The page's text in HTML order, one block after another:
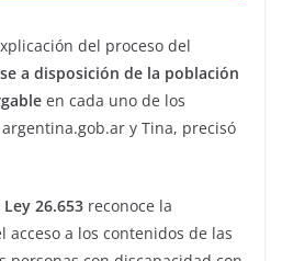
del proceso del
a disposición de la población
en cada uno de los
y Tina, precisó
Ley 26.653 reconoce la
acceso a los contenidos de las